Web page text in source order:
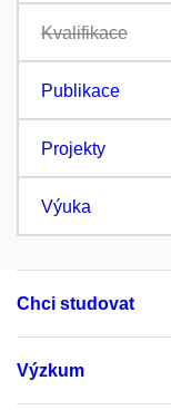
Kvalifikace
Publikace
Projekty
Výuka
Chci studovat
Výzkum